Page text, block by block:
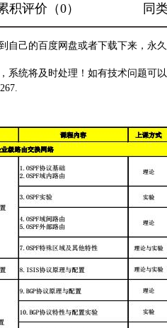
积评价（0） 同
自己的百度网盘或者下载下来，永
系统将及时处理！如有技术问题可